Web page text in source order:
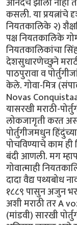
कसली. या प्रयत्नांचे
नियतकालिके २)
पक्ष नियतकालिके
नियतकालिकांचा
देशसुधारणेच्छुने
पाठपुरावा व
केले. गोवा-मित्र
Novas
यासरखी मराठी-
लोकजागृती करत
पोर्तुगीजमधुन
पोचविण्याचे काम
बंदी आणली. मग
गोवात्माही
दादा वैद्य पथ्यबोध
१८८९ पासुन अजुन
अशी मराठी तर A
(मांडवी) सारखी